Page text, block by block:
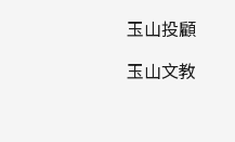
玉山投顧
玉山文教